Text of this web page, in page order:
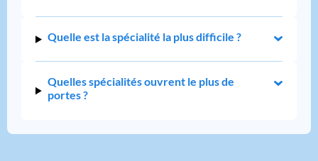
Quelle est la spécialité la plus difficile ?
Quelles spécialités ouvrent le plus de
portes ?